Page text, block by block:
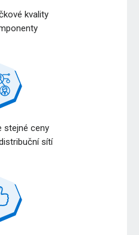
kvality
stejné ceny
sítí